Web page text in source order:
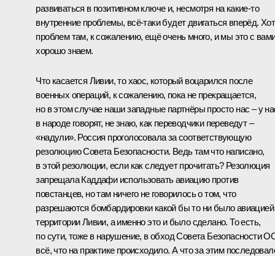
развиваться в позитивном ключе и, несмотря на какие‑то
внутренние проблемы, всё‑таки будет двигаться вперёд.
проблем там, к сожалению, ещё очень много, и мы это с
хорошо знаем.
Что касается Ливии, то хаос, который воцарился после
военных операций, к сожалению, пока не прекращается,
но в этом случае наши западные партнёры просто нас – у
в народе говорят, не знаю, как переводчики переведут –
«надули». Россия проголосовала за соответствующую
резолюцию Совета Безопасности. Ведь там что написано,
в этой резолюции, если как следует прочитать? Резолюция
запрещала Каддафи использовать авиацию против
повстанцев, но там ничего не говорилось о том, что
разрешаются бомбардировки какой бы то ни было авиацией
территории Ливии, а именно это и было сделано. То есть,
по сути, тоже в нарушение, в обход Совета Безопасности
всё, что на практике происходило. А что за этим